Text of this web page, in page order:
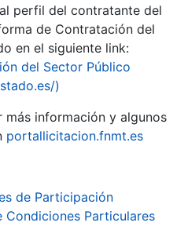
perfil del contratante del
de Contratación del
en el siguiente link:
del Sector Público
)
más información y algunos
portallicitacion.fnmt.es
de Participación
Condiciones Particulares